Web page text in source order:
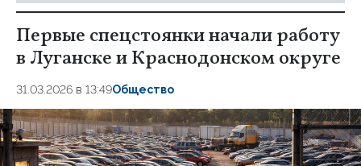
Первые спецстоянки начали работу
в Луганске и Краснодонском округе
31.03.2026 в 13:49Общество